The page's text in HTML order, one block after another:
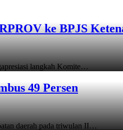
ke BPJS
langkah Komite…
49 Persen
daerah pada triwulan II…